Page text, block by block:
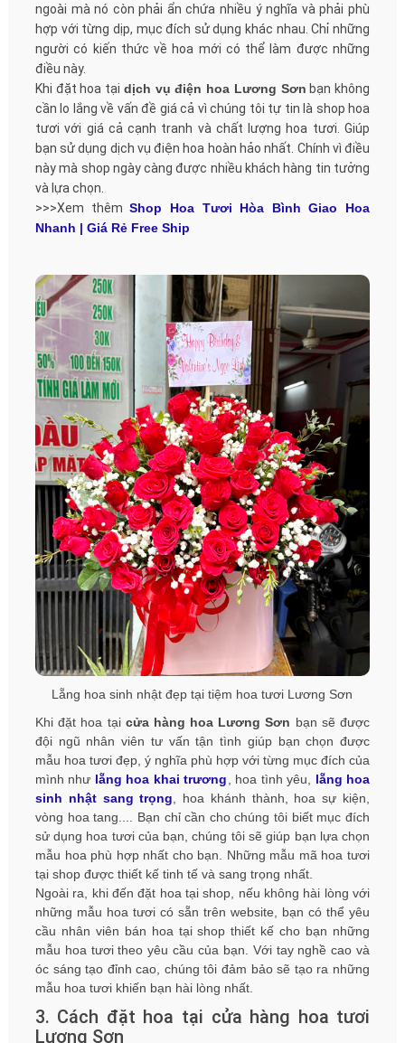
ngoài mà nó còn phải ẩn chứa nhiều ý nghĩa và phải phù
hợp với từng dịp, mục đích sử dụng khác nhau. Chỉ những
người có kiến ​​thức về hoa mới có thể làm được những
điều này.
Khi đặt hoa tại dịch vụ điện hoa Lương Sơn bạn không
cần lo lắng về vấn đề giá cả vì chúng tôi tự tin là shop hoa
tươi với giá cả cạnh tranh và chất lượng hoa tươi. Giúp
bạn sử dụng dịch vụ điện hoa hoàn hảo nhất. Chính vì điều
này mà shop ngày càng được nhiều khách hàng tin tưởng
và lựa chọn.
>>>Xem thêmShop Hoa Tươi Hòa Bình Giao Hoa
Nhanh | Giá Rẻ Free Ship
Lẵng hoa sinh nhật đẹp tại tiệm hoa tươi Lương Sơn
Khi đặt hoa tại cửa hàng hoa Lương Sơn bạn sẽ được
đội ngũ nhân viên tư vấn tận tình giúp bạn chọn được
mẫu hoa tươi đẹp, ý nghĩa phù hợp với từng mục đích của
mình như lẵng hoa khai trương , hoa tình yêu, lẵng hoa
sinh nhật sang trọng , hoa khánh thành, hoa sự kiện,
vòng hoa tang.... Bạn chỉ cần cho chúng tôi biết mục đích
sử dụng hoa tươi của bạn, chúng tôi sẽ giúp bạn lựa chọn
mẫu hoa phù hợp nhất cho bạn. Những mẫu mã hoa tươi
tại shop được thiết kế tinh tế và sang trọng nhất.
Ngoài ra, khi đến đặt hoa tại shop, nếu không hài lòng với
những mẫu hoa tươi có sẵn trên website, bạn có thể yêu
cầu nhân viên bán hoa tại shop thiết kế cho bạn những
mẫu hoa tươi theo yêu cầu của bạn. Với tay nghề cao và
óc sáng tạo đỉnh cao, chúng tôi đảm bảo sẽ tạo ra những
mẫu hoa tươi khiến bạn hài lòng nhất.
3. Cách đặt hoa tại cửa hàng hoa tươi
Lương Sơn